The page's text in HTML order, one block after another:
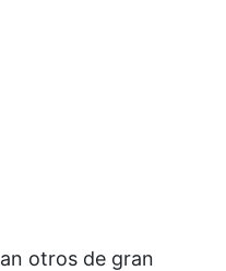
otros de gran